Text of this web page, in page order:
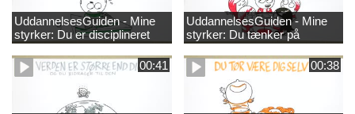
UddannelsesGuiden - Mine
styrker: Du er disciplineret
UddannelsesGuiden - Mine
styrker: Du tænker på
fællesskabet
00:41
00:38